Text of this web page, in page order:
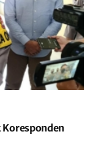
Koresponden